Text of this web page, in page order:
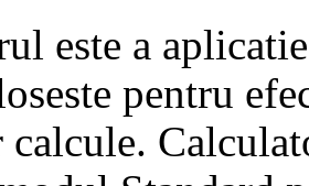
este a
pentru
calcule.